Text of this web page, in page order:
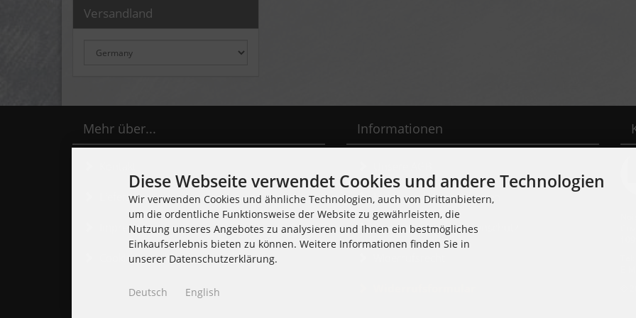
Versandland
Mehr über...
Lieferzeit
Impressum
Cookie Einstellungen
Informationen
Liefer- und Versandkosten
Privatsphäre und Datenschutz
©
Diese Webseite verwendet Cookies und andere Technologien
Wir verwenden Cookies und ähnliche Technologien, auch von Drittanbietern,
um die ordentliche Funktionsweise der Website zu gewährleisten, die
Nutzung unseres Angebotes zu analysieren und Ihnen ein bestmögliches
Einkaufserlebnis bieten zu können. Weitere Informationen finden Sie in
unserer Datenschutzerklärung.
Deutsch English